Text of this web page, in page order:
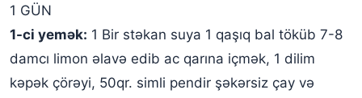
1 GÜN
1-ci yemək: 1 Bir stəkan suya 1 qaşıq bal töküb 7-8
damcı limon əlavə edib ac qarına içmək, 1 dilim
kəpək çörəyi, 50qr. simli pendir şəkərsiz çay və